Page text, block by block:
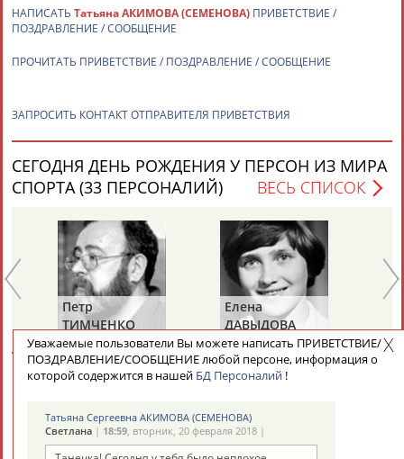
НАПИСАТЬ Татьяна АКИМОВА (СЕМЕНОВА) ПРИВЕТСТВИЕ /
ПОЗДРАВЛЕНИЕ / СООБЩЕНИЕ
ПРОЧИТАТЬ ПРИВЕТСТВИЕ / ПОЗДРАВЛЕНИЕ / СООБЩЕНИЕ
ЗАПРОСИТЬ КОНТАКТ ОТПРАВИТЕЛЯ ПРИВЕТСТВИЯ
СЕГОДНЯ ДЕНЬ РОЖДЕНИЯ У ПЕРСОН ИЗ МИРА
СПОРТА (33 ПЕРСОНАЛИЙ)
ВЕСЬ СПИСОК
Петр
ТИМЧЕНКО
Елена
ДАВЫДОВА
СЕГОДНЯ ДЕНЬ ПАМЯТИ У ПЕРСОН ИЗ МИРА
Уважаемые пользователи Вы можете написать ПРИВЕТСТВИЕ/
ПОЗДРАВЛЕНИЕ/СООБЩЕНИЕ любой персоне, информация о
которой содержится в нашей БД Персоналий!
Татьяна Сергеевна АКИМОВА (СЕМЕНОВА)
Светлана| 18:59, вторник, 20 февраля 2018 |